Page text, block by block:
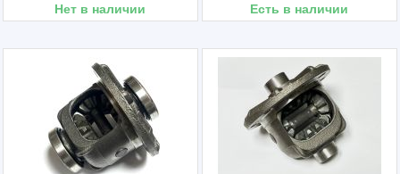
Нет в наличии Есть в наличии